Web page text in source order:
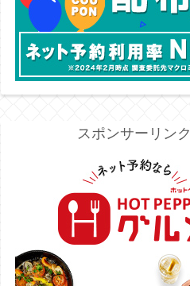
スポンサーリンク